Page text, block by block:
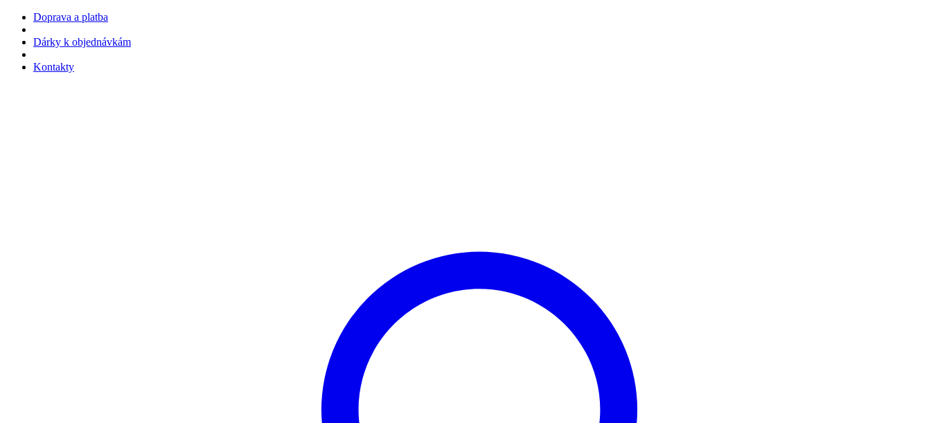
Doprava a platba
Dárky k objednávkám
Kontakty